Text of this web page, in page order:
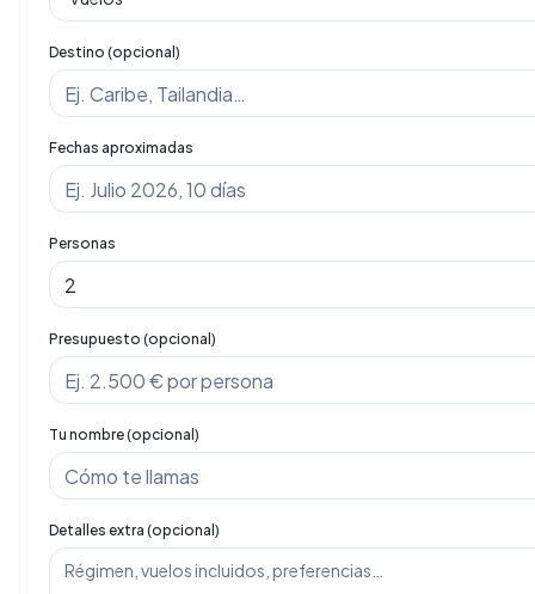
Destino (opcional)
Fechas aproximadas
Personas
Presupuesto (opcional)
Tu nombre (opcional)
Detalles extra (opcional)